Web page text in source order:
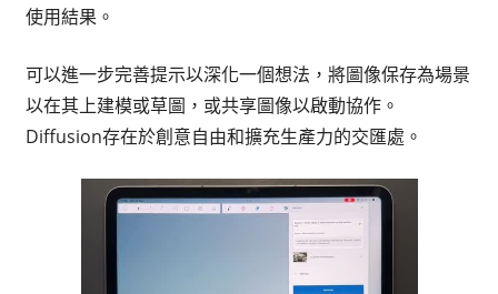
使用結果。
可以進一步完善提示以深化一個想法，將圖像保存為場景
以在其上建模或草圖，或共享圖像以啟動協作。
Diffusion存在於創意自由和擴充生產力的交匯處。